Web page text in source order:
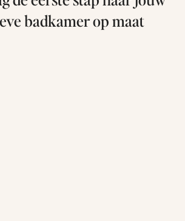
badkamer op maat